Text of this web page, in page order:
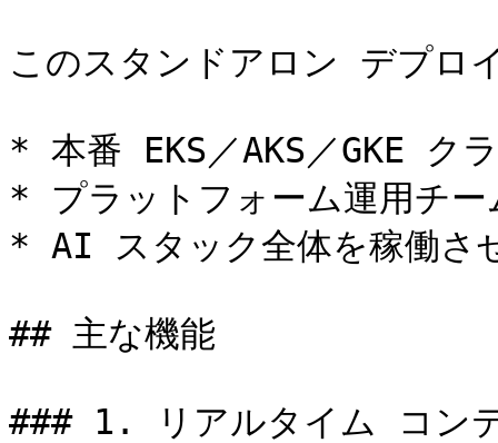
このスタンドアロン デプロ
* 本番 EKS／AKS／GKE ク
* プラットフォーム運用チー
* AI スタック全体を稼働さ
## 主な機能
### 1. リアルタイム コン